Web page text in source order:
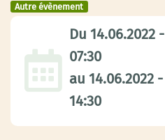
Autre évènement
Du14.06.2022 -
07:30
au14.06.2022 -
14:30